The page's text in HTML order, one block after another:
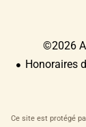
©2026
Honoraires
Ce site est protégé